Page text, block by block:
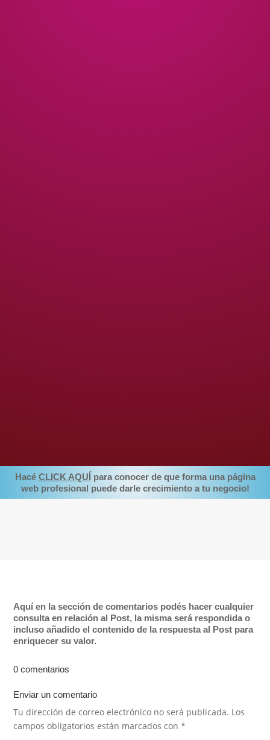
Hacé CLICK AQUÍpara conocer de que forma una página
web profesional puede darle crecimiento a tu negocio!
Aquí en la sección de comentarios podés hacer cualquier
consulta en relación al Post, la misma será respondida o
incluso añadido el contenido de la respuesta al Post para
enriquecer su valor.
0 comentarios
Enviar un comentario
Tu dirección de correo electrónico no será publicada. Los
campos obligatorios están marcados con*